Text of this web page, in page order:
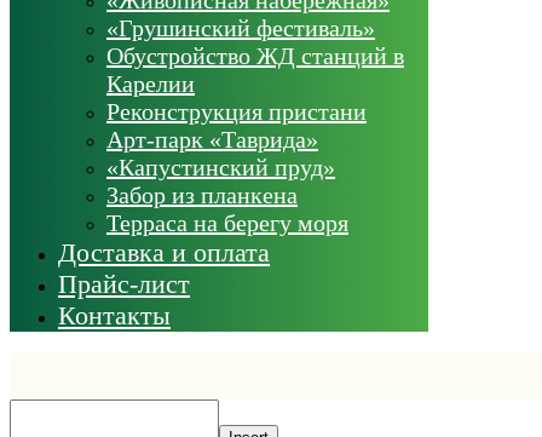
«Грушинский фестиваль»
Обустройство ЖД станций в
Карелии
Реконструкция пристани
Арт-парк «Таврида»
«Капустинский пруд»
Забор из планкена
Терраса на берегу моря
Доставка и оплата
Прайс-лист
Контакты